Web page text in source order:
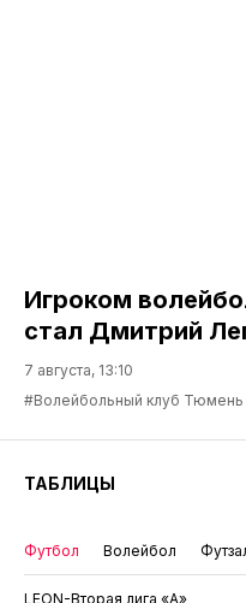
Игроком
стал Дмитрий
7 августа, 13:10
#Волейбольный клуб Тюмень
ТАБЛИЦЫ
Футбол Волейбол
LEON-Вторая лига «А»